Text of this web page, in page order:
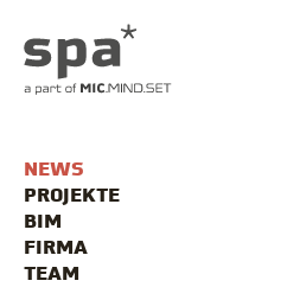
NEWS
PROJEKTE
BIM
FIRMA
TEAM